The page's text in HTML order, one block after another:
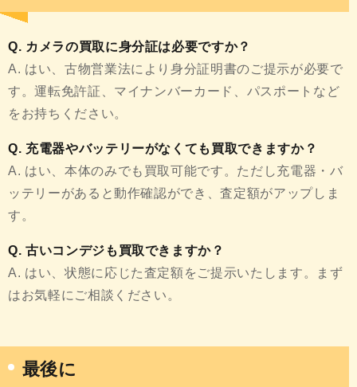
Q. カメラの買取に身分証は必要ですか？
A. はい、古物営業法により身分証明書のご提示が必要で
す。運転免許証、マイナンバーカード、パスポートなど
をお持ちください。
Q. 充電器やバッテリーがなくても買取できますか？
A. はい、本体のみでも買取可能です。ただし充電器・バ
ッテリーがあると動作確認ができ、査定額がアップしま
す。
Q. 古いコンデジも買取できますか？
A. はい、状態に応じた査定額をご提示いたします。まず
はお気軽にご相談ください。
最後に